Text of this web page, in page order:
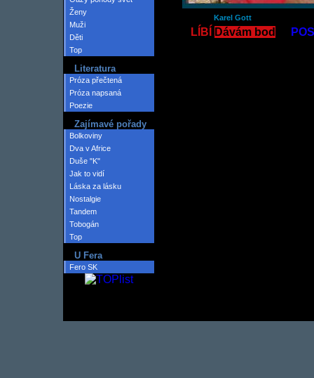
Karel Gott
LÍBÍ Dávám bod
Ženy
Muži
Děti
Top
Literatura
Próza přečtená
Próza napsaná
Poezie
Zajímavé pořady
Bolkoviny
Dva v Africe
Duše "K"
Jak to vidí
Láska za lásku
Nostalgie
Tandem
Tobogán
Top
U Fera
Fero SK